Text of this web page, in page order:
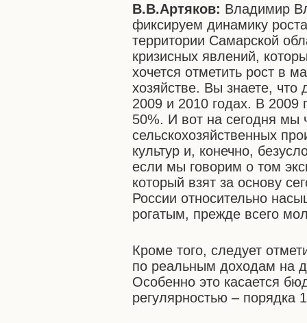
В.В.Артяков: Владимир
фиксируем динамику
территории Самарской
кризисных явлений,
хочется отметить рост в
хозяйстве. Вы знаете,
2009 и 2010 годах. В 2009
50%. И вот на сегодня мы
сельскохозяйственных
культур и, конечно,
если мы говорим о том
который взят за основу
России относительно
рогатым, прежде всего
Кроме того, следует
по реальным доходам на
Особенно это касается
регулярностью – порядка